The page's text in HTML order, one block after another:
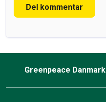
Del kommentar
Greenpeace Danmark